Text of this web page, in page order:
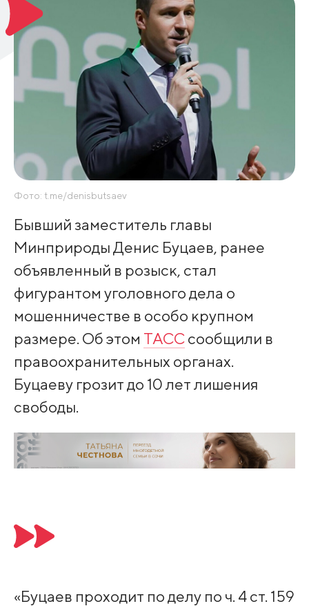
Фото: t.me/denisbutsaev
Бывший заместитель главы
Минприроды Денис Буцаев, ранее
объявленный в розыск, стал
фигурантом уголовного дела о
мошенничестве в особо крупном
размере. Об этом ТАССсообщили в
правоохранительных органах.
Буцаеву грозит до 10 лет лишения
свободы.
«Буцаев проходит по делу по ч. 4 ст. 159